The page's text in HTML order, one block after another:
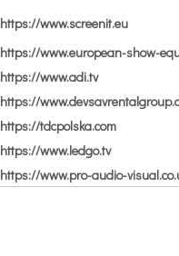
https://www.screenit.eu
https://www.european-show-
https://www.adi.tv
https://
https://tdcpolska.com
https://www.ledgo.tv
https://www.pro-audio-